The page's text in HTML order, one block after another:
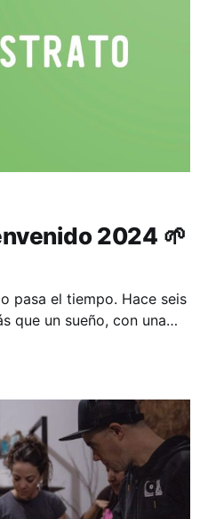
2024 🌱
pasa el tiempo. Hace seis
que un sueño, con una